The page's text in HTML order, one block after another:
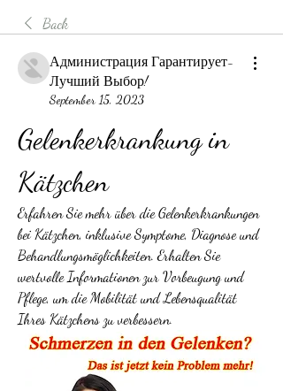
Back
Администрация Гарантирует-
Лучший Выбор!
September 15, 2023
Gelenkerkrankung in
Kätzchen
Erfahren Sie mehr über die Gelenkerkrankungen
bei Kätzchen, inklusive Symptome, Diagnose und
Behandlungsmöglichkeiten. Erhalten Sie
wertvolle Informationen zur Vorbeugung und
Pflege, um die Mobilität und Lebensqualität
Ihres Kätzchens zu verbessern.